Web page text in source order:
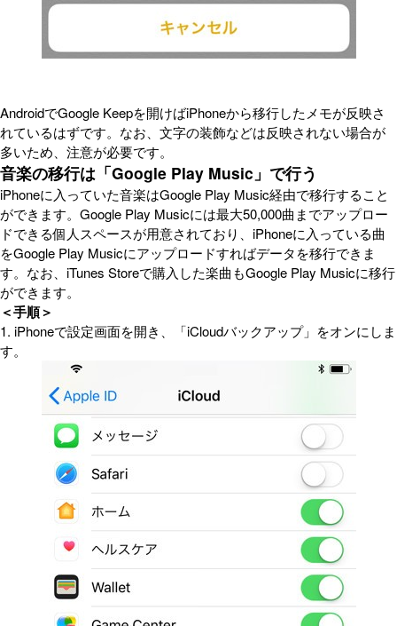
AndroidでGoogle Keepを開けばiPhoneから移行したメモが反映さ
れているはずです。なお、文字の装飾などは反映されない場合が
多いため、注意が必要です。
音楽の移行は「Google Play Music」で行う
iPhoneに入っていた音楽はGoogle Play Music経由で移行すること
ができます。Google Play Musicには最大50,000曲までアップロー
ドできる個人スペースが用意されており、iPhoneに入っている曲
をGoogle Play Musicにアップロードすればデータを移行できま
す。なお、iTunes Storeで購入した楽曲もGoogle Play Musicに移行
ができます。
＜手順＞
1. iPhoneで設定画面を開き、「iCloudバックアップ」をオンにしま
す。